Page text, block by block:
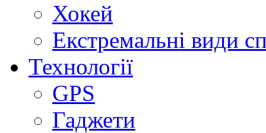
Хокей
Екстремальні види
Технології
GPS
Гаджети